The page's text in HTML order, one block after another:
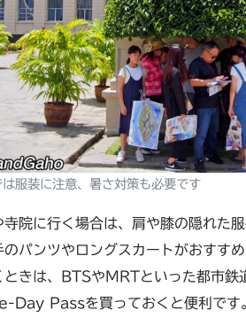
服装に注意、暑さ対策も必要です
院に行く場合は、肩や膝の隠れた
パンツやロングスカートがおすすめ
きは、BTSやMRTといった都市鉄
Day Passを買っておくと便利です